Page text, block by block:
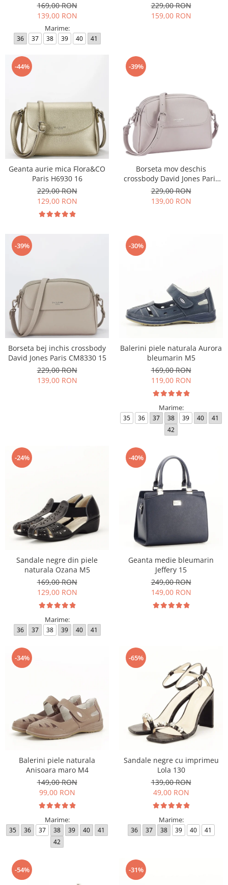
169,00 RON
139,00 RON
Marime:
36 37 38 39 40 41
229,00 RON
159,00 RON
-44%
Geanta aurie mica Flora&CO
Paris H6930 16
229,00 RON
129,00 RON
-39%
Borseta mov deschis
crossbody David Jones Paris
CM8330 15
229,00 RON
139,00 RON
-39%
Borseta bej inchis crossbody
David Jones Paris CM8330 15
229,00 RON
139,00 RON
-30%
Balerini piele naturala Aurora
bleumarin M5
169,00 RON
119,00 RON
Marime:
35 36 37 38 39 40
41
42
-24%
Sandale negre din piele
naturala Ozana M5
169,00 RON
129,00 RON
Marime:
36 37 38 39 40 41
-40%
Geanta medie bleumarin
Jeffery 15
249,00 RON
149,00 RON
-34%
Balerini piele naturala
Anisoara maro M4
149,00 RON
99,00 RON
Marime:
35 36 37 38 39 40
41
42
-65%
Sandale negre cu imprimeu
Lola 130
139,00 RON
49,00 RON
Marime:
36 37 38 39 40 41
-54% -31%